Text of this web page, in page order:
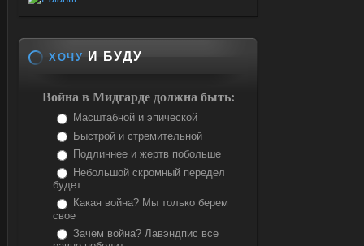
ХОЧУ И БУДУ
Война в Мидгарде должна быть:
Масштабной и эпической
Быстрой и стремительной
Подлиннее и жертв побольше
Небольшой скромный передел
будет
Какая война? Мы только берем
свое
Зачем война? Лавэндпис все